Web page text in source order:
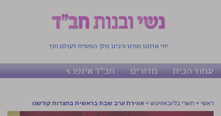
יחי אדוננו מורנו ורבינו מלך המשיח לעולם ועד
עמוד הבית מדורים חב"ד אינפו >
ראשי > תשרי בליובאוויטש > אווירת ערב שבת בראשית בחצרות קודשנו